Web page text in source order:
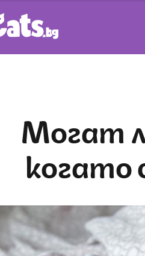
Могат ли кучетата да дишат,
когато